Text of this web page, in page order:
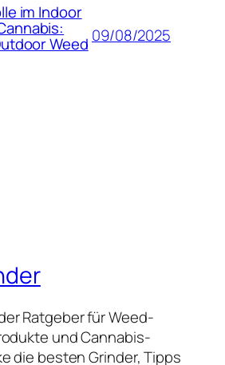
im Indoor
Weed 09/08/2025
Ratgeber für Weed-
und Cannabis-
die besten Grinder, Tipps